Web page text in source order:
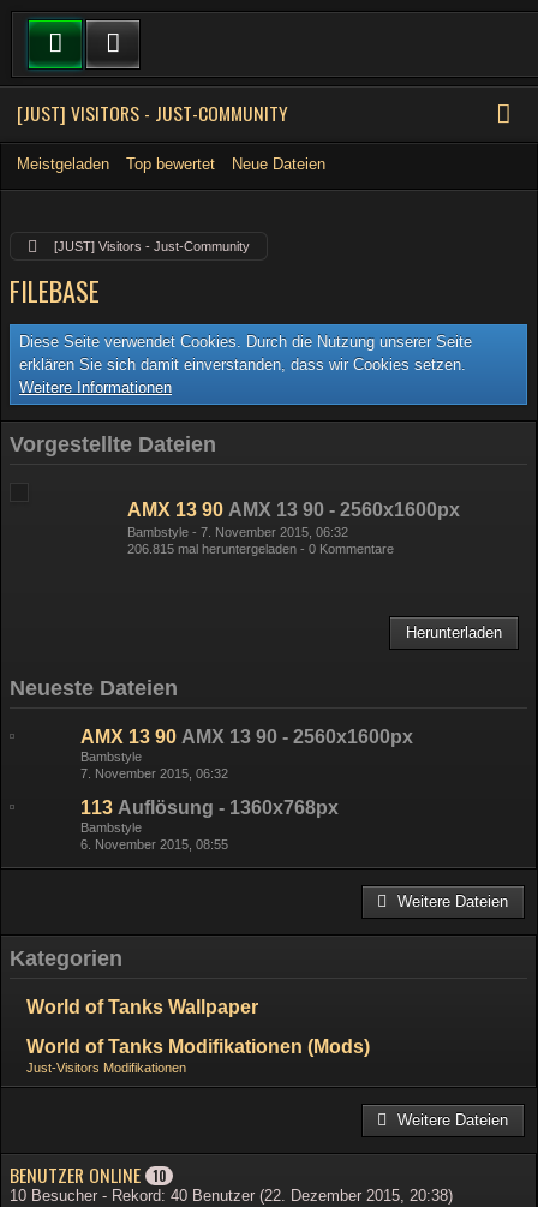
[JUST] VISITORS - JUST-COMMUNITY
Meistgeladen Top bewertet Neue Dateien
[JUST] Visitors - Just-Community
FILEBASE
Diese Seite verwendet Cookies. Durch die Nutzung unserer Seite
erklären Sie sich damit einverstanden, dass wir Cookies setzen.
Weitere Informationen
Vorgestellte Dateien
AMX 13 90 AMX 13 90 - 2560x1600px
Bambstyle - 7. November 2015, 06:32
206.815 mal heruntergeladen - 0 Kommentare
Herunterladen
Neueste Dateien
AMX 13 90 AMX 13 90 - 2560x1600px
Bambstyle
7. November 2015, 06:32
113 Auflösung - 1360x768px
Bambstyle
6. November 2015, 08:55
Weitere Dateien
Kategorien
World of Tanks Wallpaper
World of Tanks Modifikationen (Mods)
Just-Visitors Modifikationen
Weitere Dateien
BENUTZER ONLINE 10
10 Besucher - Rekord: 40 Benutzer (22. Dezember 2015, 20:38)